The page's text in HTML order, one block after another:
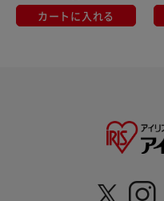
カートに入れる